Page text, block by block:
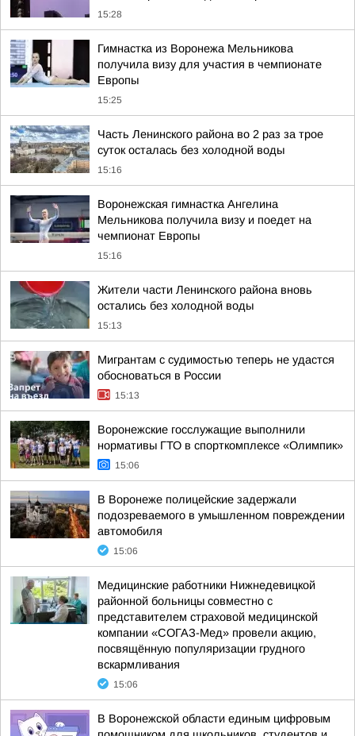
15:28
Гимнастка из Воронежа Мельникова
получила визу для участия в чемпионате
Европы
15:25
Часть Ленинского района во 2 раз за трое
суток осталась без холодной воды
15:16
Воронежская гимнастка Ангелина
Мельникова получила визу и поедет на
чемпионат Европы
15:16
Жители части Ленинского района вновь
остались без холодной воды
15:13
Мигрантам с судимостью теперь не удастся
обосноваться в России
15:13
Воронежские госслужащие выполнили
нормативы ГТО в спорткомплексе «Олимпик»
15:06
В Воронеже полицейские задержали
подозреваемого в умышленном повреждении
автомобиля
15:06
Медицинские работники Нижнедевицкой
районной больницы совместно с
представителем страховой медицинской
компании «СОГАЗ-Мед» провели акцию,
посвящённую популяризации грудного
вскармливания
15:06
В Воронежской области единым цифровым